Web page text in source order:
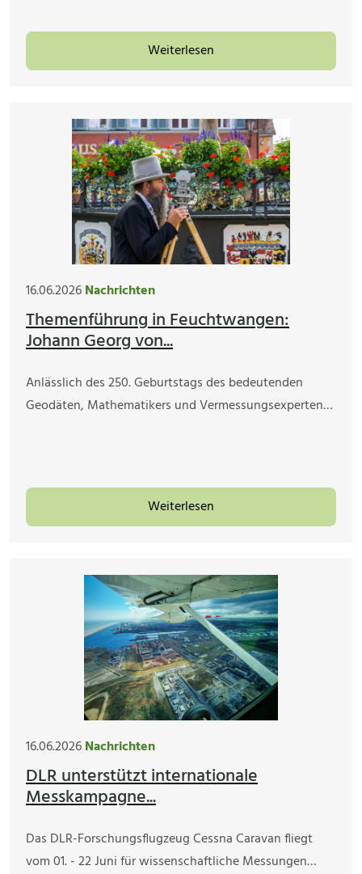
Weiterlesen
16.06.2026Nachrichten
Themenführung in Feuchtwangen:
Johann Georg von...
Anlässlich des 250. Geburtstags des bedeutenden
Geodäten, Mathematikers und Vermessungsexperten…
Weiterlesen
16.06.2026Nachrichten
DLR unterstützt internationale
Messkampagne...
Das DLR-Forschungsflugzeug Cessna Caravan fliegt
vom 01. - 22 Juni für wissenschaftliche Messungen…